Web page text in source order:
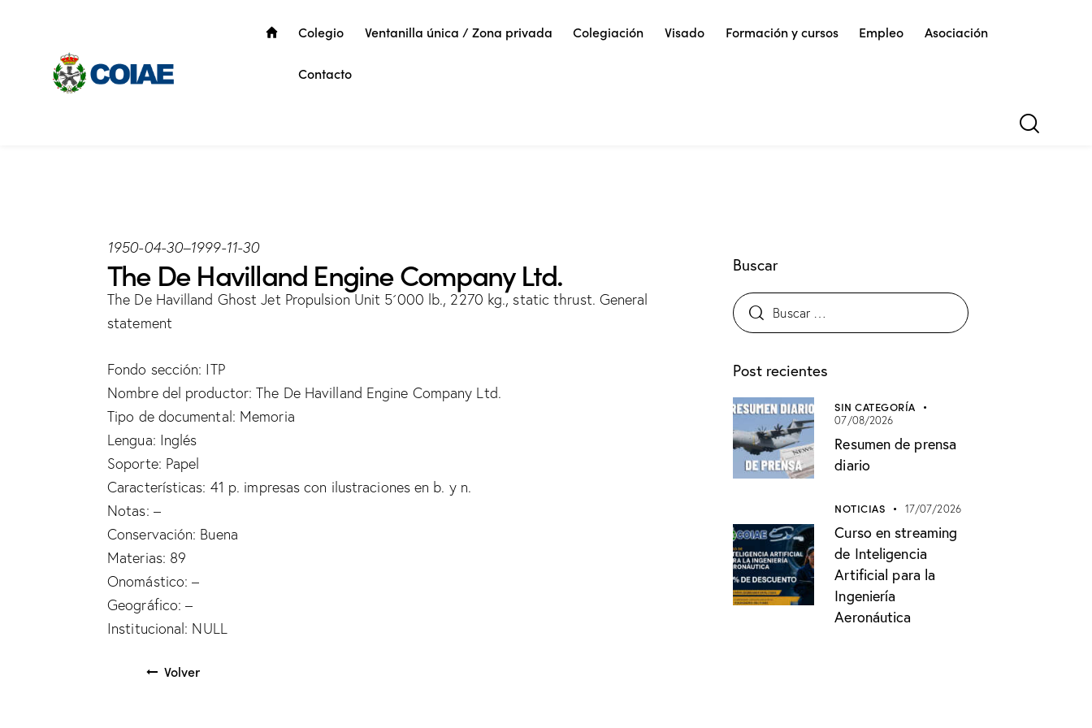
Colegio Ventanilla única / Zona privada Colegiación Visado Formación y cursos Empleo Asociación
Contacto
1950-04-30–1999-11-30
The De Havilland Engine Company Ltd.
The De Havilland Ghost Jet Propulsion Unit 5´000 lb., 2270 kg., static thrust. General
statement
Fondo sección: ITP
Nombre del productor: The De Havilland Engine Company Ltd.
Tipo de documental: Memoria
Lengua: Inglés
Soporte: Papel
Características: 41 p. impresas con ilustraciones en b. y n.
Notas: –
Conservación: Buena
Materias: 89
Onomástico: –
Geográfico: –
Institucional: NULL
Volver
Buscar
Post recientes
SIN CATEGORÍA
07/08/2026
Resumen de prensa
diario
NOTICIAS 17/07/2026
Curso en streaming
de Inteligencia
Artificial para la
Ingeniería
Aeronáutica